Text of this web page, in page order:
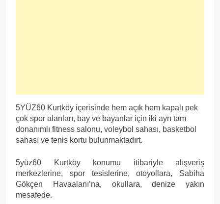
5YÜZ60 Kurtköy içerisinde hem açık hem kapalı pek
çok spor alanları, bay ve bayanlar için iki ayrı tam
donanımlı fitness salonu, voleybol sahası, basketbol
sahası ve tenis kortu bulunmaktadırt.
5yüz60 Kurtköy konumu itibariyle alışveriş
merkezlerine, spor tesislerine, otoyollara, Sabiha
Gökçen Havaalanı’na, okullara, denize yakın
mesafede.